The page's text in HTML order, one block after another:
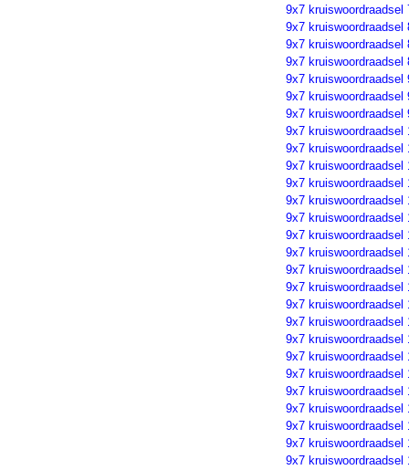
9x7 kruiswoordraadsel
9x7 kruiswoordraadsel
9x7 kruiswoordraadsel
9x7 kruiswoordraadsel
9x7 kruiswoordraadsel
9x7 kruiswoordraadsel
9x7 kruiswoordraadsel
9x7 kruiswoordraadsel
9x7 kruiswoordraadsel
9x7 kruiswoordraadsel
9x7 kruiswoordraadsel
9x7 kruiswoordraadsel
9x7 kruiswoordraadsel
9x7 kruiswoordraadsel
9x7 kruiswoordraadsel
9x7 kruiswoordraadsel
9x7 kruiswoordraadsel
9x7 kruiswoordraadsel
9x7 kruiswoordraadsel
9x7 kruiswoordraadsel
9x7 kruiswoordraadsel
9x7 kruiswoordraadsel
9x7 kruiswoordraadsel
9x7 kruiswoordraadsel
9x7 kruiswoordraadsel
9x7 kruiswoordraadsel
9x7 kruiswoordraadsel